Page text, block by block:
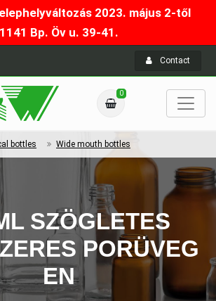
2023. május 2-től
1141 Bp. Öv u. 39-41.
Contact
0
bottles Wide mouth bottles
SZÖGLETES
PORÜVEG
EN